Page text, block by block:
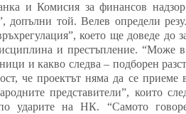
и Комисия за финансов
допълни той. Велев определи
което ще доведе до
и престъпление. “Може
и какво следва – подборен
че проектът няма да се приеме
представители”, които
ударите на НК. “Самото